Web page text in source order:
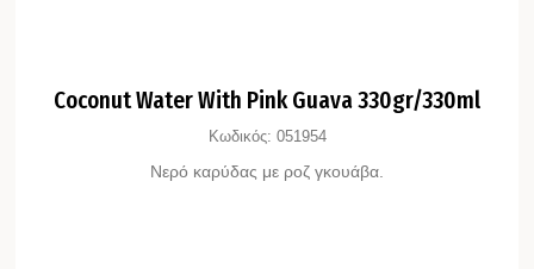
Coconut Water With Pink Guava 330gr/330ml
Κωδικός: 051954
Νερό καρύδας με ροζ γκουάβα.